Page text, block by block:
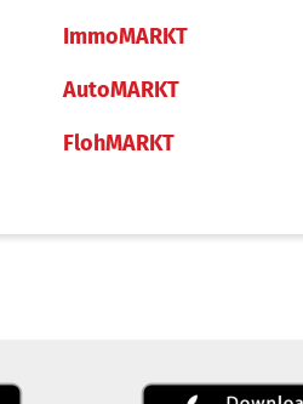
ImmoMARKT
AutoMARKT
FlohMARKT